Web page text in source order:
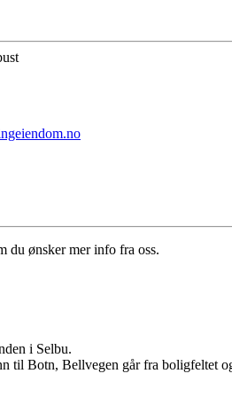
du ønsker mer info fra oss.
i Selbu.
til Botn, Bellvegen går fra boligfeltet